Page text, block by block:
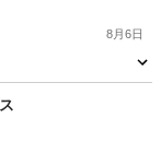
8月6日
ス